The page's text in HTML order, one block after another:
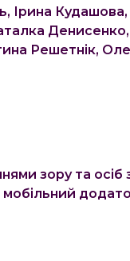
Ірина
Решетнік,
зору та осіб
мобільний